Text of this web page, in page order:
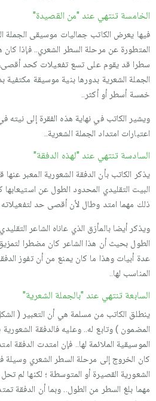
الخامسة تنتهي عند "من القصيدة"
فيها يعرض الكاتب جماليات موسيقى الجملة
المتطورة عن مرحلة السطر الشعري.. فإذا كان
سطرا قد يقوم على تسع تفعيلات كحد أقصى،
الجملة الشعرية بدورها بنية موسيقة مكتفية
خمسة أسطر أو أكثر..
ويشير الكاتب في نهاية هذه الفقرة إلى نيته
اعتبارات امتداد الجملة الشعرية..
السادسة تنتهي عند "لهذه الدفقة"
يذكر الكاتب بأن الدفقة الشعورية المعبر
البيت التقليدي المحدود الطول عن
ذلك مهما امتد وطال لأن أقصى حد
ويذكر أيضا بالمأزق الذي عاناه الشاعر
الطول بحيث أن هذا الشاعر كان مضطرا
عدة أبيات وهذا ما كان يمنع من أن تفوز
المناسب لها..
السابعة تنتهي عند "بالجملة الشعرية"
ينطلق الكاتب من مسلمة هي أن التعبير (
المضمون ) وتابع له.. وعليه فالدفقة
الموسيقية الملائمة لها.. فإن امتدت الدفقة
كان الخروج إلى مرحلة السطر الشعري وسيلة
الشعورية القصيرة أو المتوسطة ؛ لكنها لم
مهما بلغ السطر من الطول.. وبما أن الدفقة